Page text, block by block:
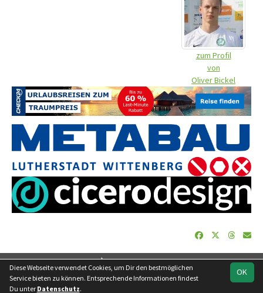
zum Profil
von
Oliver Bickel
soccero.de
OK
Diese Webseite verwendet Cookies, um Dir den bestmöglichen
Service bieten zu können. Entsprechende Informationen findest
Du unter Datenschutz.